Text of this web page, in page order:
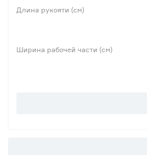
Длина рукояти (см)
Ширина рабочей части (см)